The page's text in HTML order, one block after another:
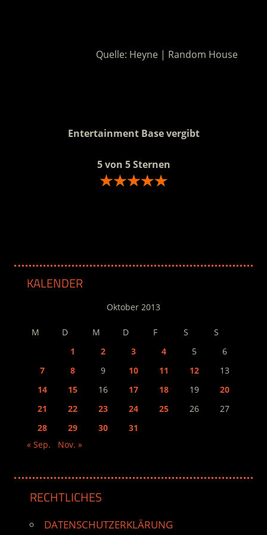
Quelle: Heyne | Random House
Entertainment Base vergibt
5 von 5 Sternen
KALENDER
Oktober 2013
M D M D F S
S
1
2 3 4 5
6
7
8 9 10 11 12
13
14
15 16 17 18 19
20
21
22 23 24 25 26
27
28
29 30
31
« Sep.
Nov. »
RECHTLICHES
DATENSCHUTZERKLÄRUNG